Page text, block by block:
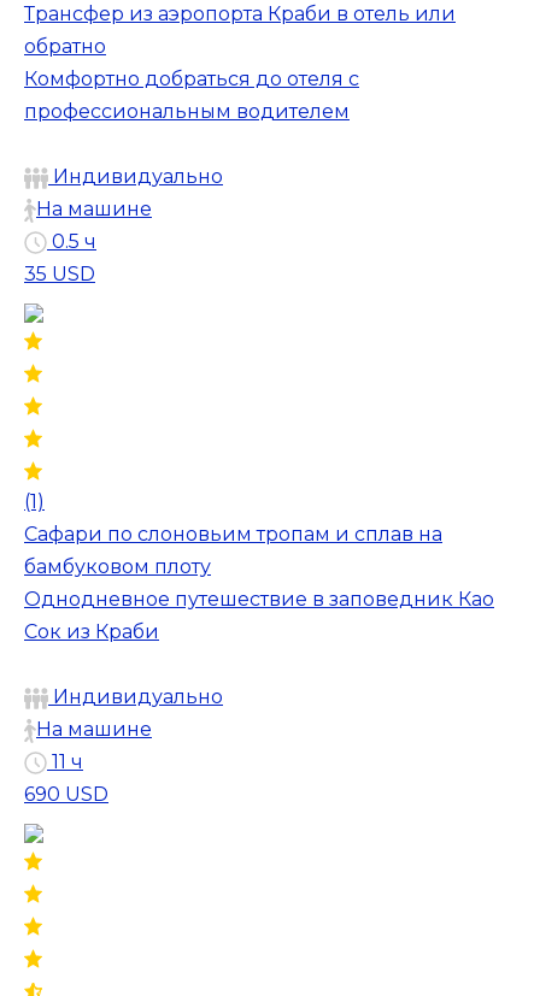
Трансфер из аэропорта Краби в отель или
обратно
Комфортно добраться до отеля с
профессиональным водителем
Индивидуально
На машине
0.5 ч
35 USD
(1)
Сафари по слоновьим тропам и сплав на
бамбуковом плоту
Однодневное путешествие в заповедник Као
Сок из Краби
Индивидуально
На машине
11 ч
690 USD